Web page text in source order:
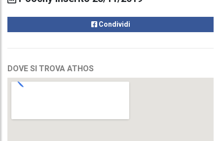
Condividi
DOVE SI TROVA ATHOS